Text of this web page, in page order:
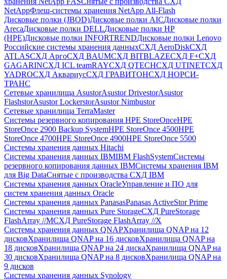
NetAppФлеш-системы хранения NetApp All-Flash
Дисковые полки (JBOD)Дисковые полки AICДисковые полки
ArecaДисковые полки DELLДисковые полки HP
(HPE)Дисковые полки INFORTRENDДисковые полки Lenovo
Российские системы хранения данныхСХД AeroDiskСХД
ATLASСХД AргоСХД BAUMСХД BITBLAZEСХД F+СХД
GAGARINСХД ICL teamRAYСХД QTECHСХД UTINETСХД
YADROСХД АквариусСХД ГРАВИТОНСХД НОРСИ-
ТРАНС
Сетевые хранилища AsustorAsustor DrivestorAsustor
FlashstorAsustor LockerstorAsustor Nimbustor
Сетевые хранилища TerraMaster
Системы резервного копирования HPE StoreOnceHPE
StoreOnce 2900 Backup SystemHPE StoreOnce 4500HPE
StoreOnce 4700HPE StoreOnce 4900HPE StoreOnce 5500
Системы хранения данных Hitachi
Системы хранения данных IBMIBM FlashSystemСистемы
резервного копирования данных IBMСистемы хранения IBM
для Big DataСнятые с производства СХД IBM
Системы хранения данных OracleУправление и ПО для
систем хранения данных Oracle
Системы хранения данных PanasasPanasas ActiveStor Prime
Системы хранения данных Pure StorageСХД PureStorage
FlashArray //MСХД PureStorage FlashArray //X
Системы хранения данных QNAPХранилища QNAP на 12
дисковХранилища QNAP на 16 дисковХранилища QNAP на
18 дисковХранилища QNAP на 24 дискаХранилища QNAP на
30 дисковХранилища QNAP на 8 дисковХранилища QNAP на
9 дисков
Системы хранения данных Synology